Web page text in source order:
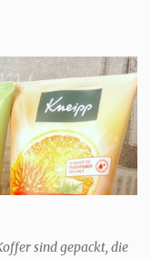
sind gepackt, die